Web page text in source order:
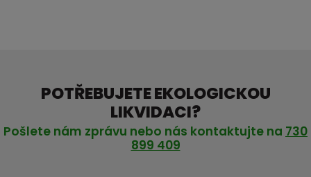
POTŘEBUJETE EKOLOGICKOU
LIKVIDACI?
Pošlete nám zprávu nebo nás kontaktujte na 730
899 409